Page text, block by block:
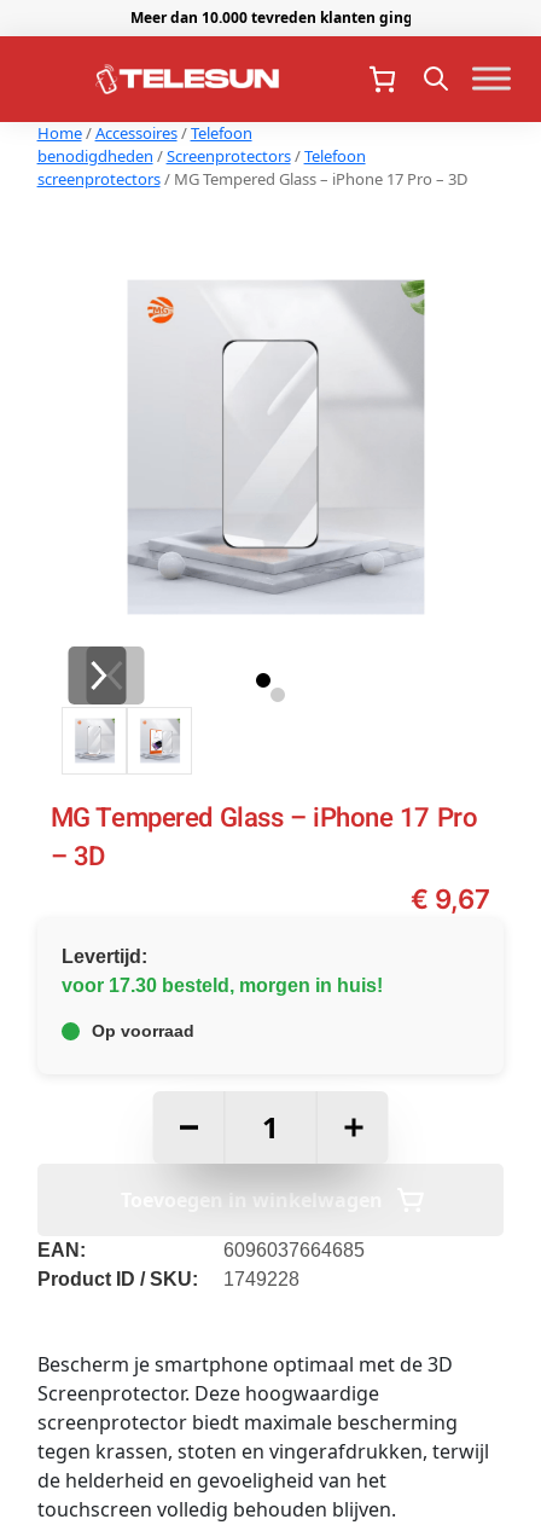
Meer dan 10.000 tevreden klanten gingen je voor.
Home/Accessoires/Telefoon
benodigdheden /Screenprotectors/Telefoon
screenprotectors/ MG Tempered Glass – iPhone 17 Pro – 3D
MG Tempered Glass – iPhone 17 Pro
– 3D
€ 9,67
Levertijd:
voor 17.30 besteld, morgen in huis!
Op voorraad
+
Toevoegen in winkelwagen
EAN:
6096037664685
Product ID / SKU:
1749228
Bescherm je smartphone optimaal met de 3D
Screenprotector. Deze hoogwaardige
screenprotector biedt maximale bescherming
tegen krassen, stoten en vingerafdrukken, terwijl
de helderheid en gevoeligheid van het
touchscreen volledig behouden blijven.